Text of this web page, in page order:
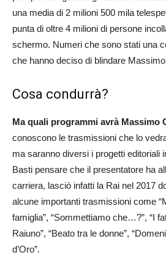
una media di 2 milioni 500 mila
punta di oltre 4 milioni di persone
schermo. Numeri che sono stati una
che hanno deciso di blindare
Cosa condurrà?
Ma quali programmi avrà Massimo
conoscono le trasmissioni che lo
ma saranno diversi i progetti editoriali
Basti pensare che il presentatore ha
carriera, lasciò infatti la Rai nel 2017
alcune importanti trasmissioni come
famiglia”, “Sommettiamo che…?”, “I
Raiuno”, “Beato tra le donne”,
d’Oro”.